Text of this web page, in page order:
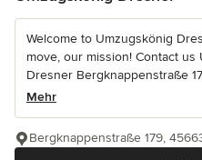
Welcome to Umzugskönig
move, our mission! Contact
Dresner Bergknappenstraße
Mehr
Bergknappenstraße 179,